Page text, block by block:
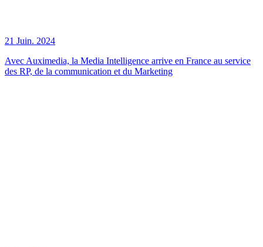
21 Juin. 2024
Avec Auximedia, la Media Intelligence arrive en France au service
des RP, de la communication et du Marketing